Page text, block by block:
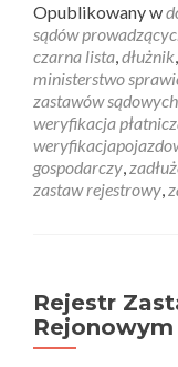
Opublikowany w
sądów
czarna lista,dłużnik,
ministerstwo
zastawów sądowych
weryfikacja
gospodarczy,
zastaw rejestrowy,
Rejestr